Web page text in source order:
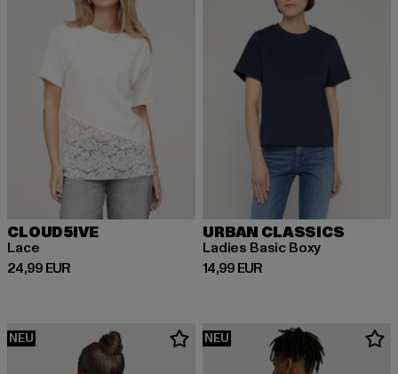
CLOUD5IVE
Lace
24,99 EUR
Derzeitiger Preis: 24,99 EUR
URBAN CLASSICS
Ladies Basic Boxy
14,99 EUR
Derzeitiger Preis: 14,99 EUR
NEU NEU